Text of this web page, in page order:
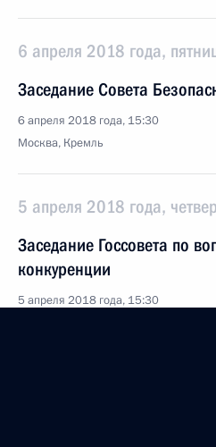
6 апреля 2018 года,
Заседание Совета
6 апреля 2018 года, 15:30
Москва, Кремль
5 апреля 2018 года,
Заседание Госсовета по
конкуренции
5 апреля 2018 года, 15:30